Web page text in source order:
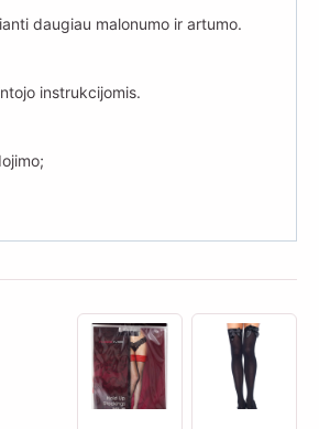
daugiau malonumo ir artumo.
instrukcijomis.